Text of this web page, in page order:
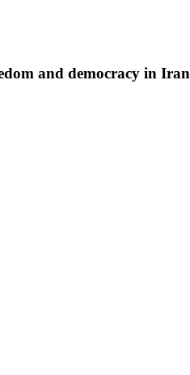
and democracy in Iran